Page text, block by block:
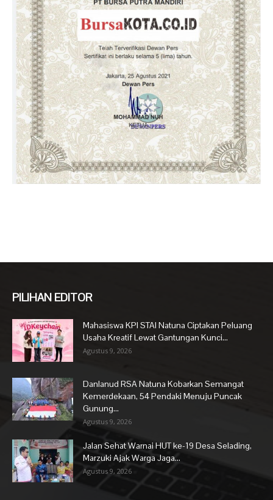
PILIHAN EDITOR
Mahasiswa KPI STAI Natuna Ciptakan Peluang
Usaha Kreatif Lewat Gantungan Kunci...
Agustus 9, 2026
Danlanud RSA Natuna Kobarkan Semangat
Kemerdekaan, 54 Pendaki Menuju Puncak
Gunung...
Agustus 9, 2026
Jalan Sehat Warnai HUT ke-19 Desa Selading,
Marzuki Ajak Warga Jaga...
Agustus 9, 2026